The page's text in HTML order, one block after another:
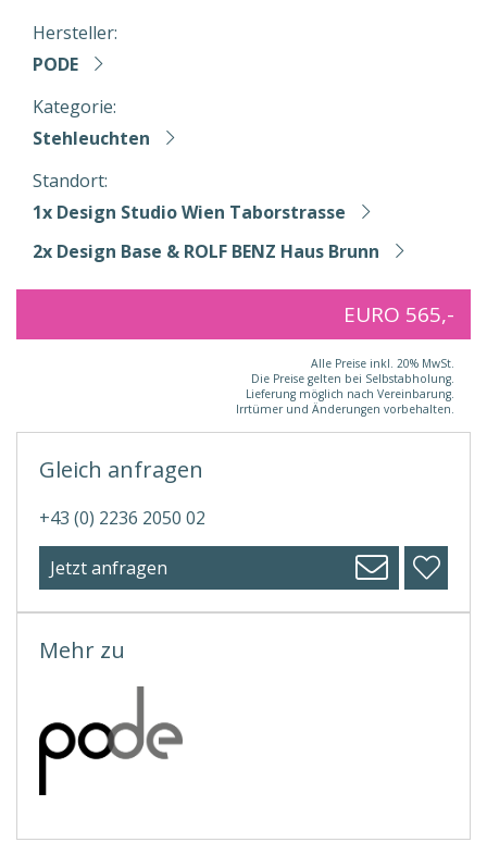
Hersteller:
PODE
Kategorie:
Stehleuchten
Standort:
1x Design Studio Wien Taborstrasse
2x Design Base & ROLF BENZ Haus Brunn
EURO 565,-
Alle Preise inkl. 20% MwSt.
Die Preise gelten bei Selbstabholung.
Lieferung möglich nach Vereinbarung.
Irrtümer und Änderungen vorbehalten.
Mehr zu
Gleich anfragen
+43 (0) 2236 2050 02
Jetzt anfragen